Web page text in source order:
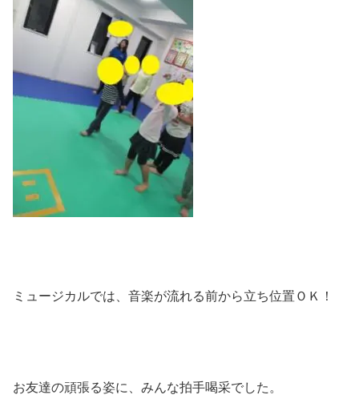
ミュージカルでは、音楽が流れる前から立ち位置ＯＫ！
お友達の頑張る姿に、みんな拍手喝采でした。